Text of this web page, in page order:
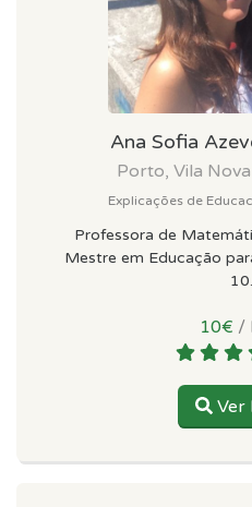
Ana Sofia
Porto, Vila
Explicações de
Professora de
Mestre em Educação
10€ /
Ver